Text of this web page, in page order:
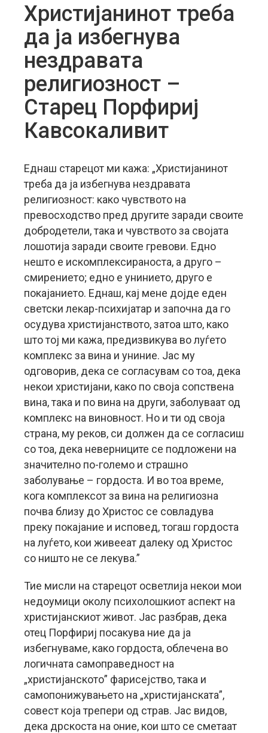
Христијанинот треба
да ја избегнува
нездравата
религиозност –
Старец Порфириј
Кавсокаливит
Eднaш старецот ми кажа: „Христијанинот
треба да ја избегнува нездравата
религиозност: како чувството на
превосходство пред другите заради своите
добродетели, така и чувството за својата
лошотија заради своите гревови. Едно
нешто е искомплексираноста, а друго –
смирението; едно е унинието, друго е
покајанието. Еднаш, кај мене дојде еден
светски лекар-психијатар и започна да го
осудува христијанството, затоа што, како
што тој ми кажа, предизвикува во луѓето
комплекс за вина и униние. Јас му
одговорив, дека се согласувам со тоа, дека
некои христијани, како по своја сопствена
вина, така и по вина на други, заболуваат од
комплекс на виновност. Но и ти од своја
страна, му реков, си должен да се согласиш
со тоа, дека неверниците се подложени на
значително по-големо и страшно
заболување – гордоста. И во тоа време,
кога комплексот за вина на религиозна
почва близу до Христос се совладува
преку покајание и исповед, тогаш гордоста
на луѓето, кои живееат далеку од Христос
со ништо не се лекува.”
Тие мисли на старецот осветлија некои мои
недоумици околу психолошкиот аспект на
христијанскиот живот. Јас разбрав, дека
отец Порфириј посакува ние да ја
избегнуваме, како гордоста, облечена во
логичната самоправедност на
„христијанското” фарисејство, така и
самопонижувањето на „христијанската”,
совест која трепери од страв. Јас видов,
дека дрскоста на оние, кои што се сметаат